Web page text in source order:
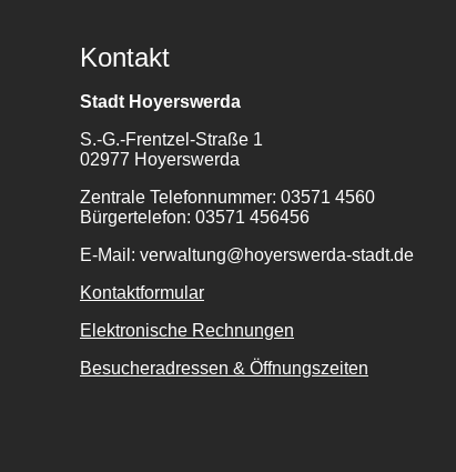
Kontakt
Stadt Hoyerswerda
S.-G.-Frentzel-Straße 1
02977 Hoyerswerda
Zentrale Telefonnummer: 03571 4560
Bürgertelefon: 03571 456456
E-Mail: verwaltung@hoyerswerda-stadt.de
Kontaktformular
Elektronische Rechnungen
Besucheradressen & Öffnungszeiten